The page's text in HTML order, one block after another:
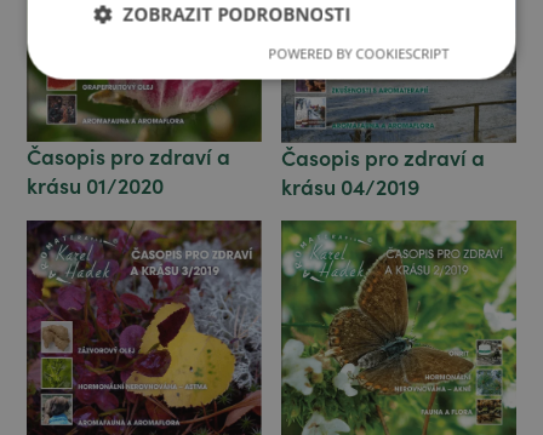
Časopis pro zdraví a
krásu 01/2020
Časopis pro zdraví a
krásu 04/2019
ZOBRAZIT PODROBNOSTI
POWERED BY COOKIESCRIPT